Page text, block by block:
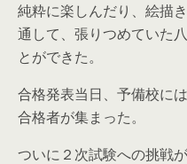
純粋に楽しんだり、絵描
通して、張りつめていた
とができた。
合格発表当日、予備校に
合格者が集まった。
ついに２次試験への挑戦